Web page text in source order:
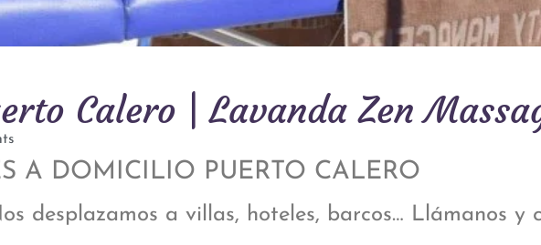
Calero | Lavanda Zen
A DOMICILIO PUERTO CALERO
desplazamos a villas, hoteles, barcos… Llámanos y